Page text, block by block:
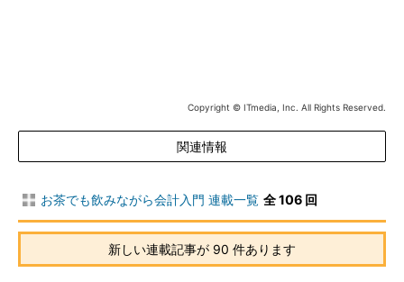
株式会社ローソン 株式会社エーエム・ピーエム・ジャパン 基本合意
書締結に関する説明会」
139）=572億円です。つまり、am/pmは、資産より借金のほう
が大きい債務超過会社だったのです。仮にいま、レックス・ホー
ルディングスが支配権を行使して、事業を清算し、資産を売却し
て負債の返済に充てても139億円足りないことになります。もっ
Copyright © ITmedia, Inc. All Rights Reserved.
関連情報
お茶でも飲みながら会計入門 連載一覧 全 106 回
新しい連載記事が 90 件あります